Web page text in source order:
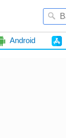
Android